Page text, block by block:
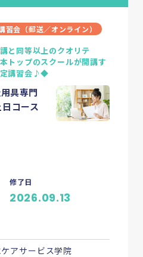
会（郵送／オンライン）
と同等以上のクオリテ
トップのスクールが開講す
定講習会♪◆
具専門
コース
修了日
2026.09.13
アサービス学院